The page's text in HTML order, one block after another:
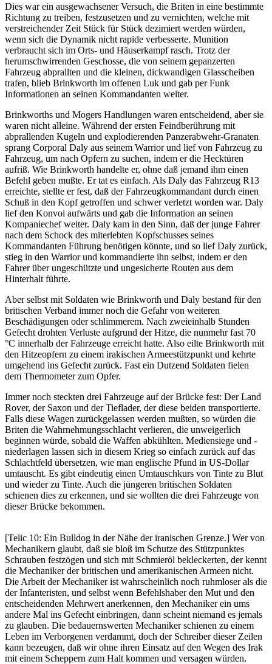
Dies war ein ausgewachsener Versuch, die Briten in eine bestimmte
Richtung zu treiben, festzusetzen und zu vernichten, welche mit
verstreichender Zeit Stück für Stück dezimiert werden würden,
wenn sich die Dynamik nicht rapide verbesserte. Munition
verbraucht sich im Orts- und Häuserkampf rasch. Trotz der
herumschwirrenden Geschosse, die von seinem gepanzerten
Fahrzeug abprallten und die kleinen, dickwandigen Glasscheiben
trafen, blieb Brinkworth im offenen Luk und gab per Funk
Informationen an seinen Kommandanten weiter.
Brinkworths und Mogers Handlungen waren entscheidend, aber sie
waren nicht alleine. Während der ersten Feindberührung mit
abprallenden Kugeln und explodierenden Panzerabwehr-Granaten
sprang Corporal Daly aus seinem Warrior und lief von Fahrzeug zu
Fahrzeug, um nach Opfern zu suchen, indem er die Hecktüren
aufriß. Wie Brinkworth handelte er, ohne daß jemand ihm einen
Befehl geben mußte. Er tat es einfach. Als Daly das Fahrzeug R13
erreichte, stellte er fest, daß der Fahrzeugkommandant durch einen
Schuß in den Kopf getroffen und schwer verletzt worden war. Daly
lief den Konvoi aufwärts und gab die Information an seinen
Kompaniechef weiter. Daly kam in den Sinn, daß der junge Fahrer
nach dem Schock des miterlebten Kopfschusses seines
Kommandanten Führung benötigen könnte, und so lief Daly zurück,
stieg in den Warrior und kommandierte ihn selbst, indem er den
Fahrer über ungeschützte und ungesicherte Routen aus dem
Hinterhalt führte.
Aber selbst mit Soldaten wie Brinkworth und Daly bestand für den
britischen Verband immer noch die Gefahr von weiteren
Beschädigungen oder schlimmerem. Nach zweieinhalb Stunden
Gefecht drohten Verluste aufgrund der Hitze, die nunmehr fast 70
°C innerhalb der Fahrzeuge erreicht hatte. Also eilte Brinkworth mit
den Hitzeopfern zu einem irakischen Armeestützpunkt und kehrte
umgehend ins Gefecht zurück. Fast ein Dutzend Soldaten fielen
dem Thermometer zum Opfer.
Immer noch steckten drei Fahrzeuge auf der Brücke fest: Der Land
Rover, der Saxon und der Tieflader, der diese beiden transportierte.
Falls diese Wagen zurückgelassen werden mußten, so würden die
Briten die Wahrnehmungsschlacht verlieren, die unweigerlich
beginnen würde, sobald die Waffen abkühlten. Mediensiege und -
niederlagen lassen sich in diesem Krieg so einfach zurück auf das
Schlachtfeld übersetzen, wie man englische Pfund in US-Dollar
umtauscht. Es gibt eindeutig einen Umtauschkurs von Tinte zu Blut
und wieder zu Tinte. Auch die jüngeren britischen Soldaten
schienen dies zu erkennen, und sie wollten die drei Fahrzeuge von
dieser Brücke bekommen.
[Telic 10: Ein Bulldog in der Nähe der iranischen Grenze.] Wer von
Mechanikern glaubt, daß sie bloß im Schutze des Stützpunktes
Schrauben festzögen und sich mit Schmieröl bekleckerten, der kennt
die Mechaniker der britischen und amerikanischen Armeen nicht.
Die Arbeit der Mechaniker ist wahrscheinlich noch ruhmloser als die
der Infanteristen, und selbst wenn Befehlshaber den Mut und den
entscheidenden Mehrwert anerkennen, den Mechaniker ein ums
andere Mal ins Gefecht einbringen, dann scheint niemand es jemals
zu glauben. Die bedauernswerten Mechaniker schienen zu einem
Leben im Verborgenen verdammt, doch der Schreiber dieser Zeilen
kann bezeugen, daß wir ohne ihren Einsatz auf den Wegen des Irak
mit einem Scheppern zum Halt kommen und versagen würden.